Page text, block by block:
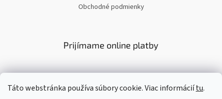
Táto webstránka používa súbory cookie. Viac informáciítu.
Obchodné podmienky
Prijímame online platby